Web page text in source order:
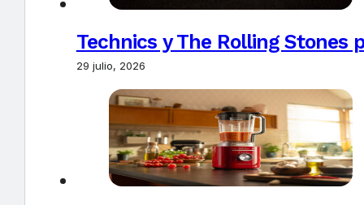
Technics y The Rolling Stones
29 julio, 2026